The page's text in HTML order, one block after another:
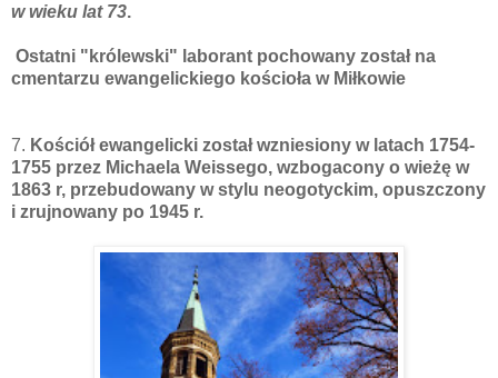
w wieku lat 73.
Ostatni "królewski" laborant pochowany został na
cmentarzu ewangelickiego kościoła w Miłkowie
7. Kościół ewangelicki został wzniesiony w latach 1754-
1755 przez Michaela Weissego, wzbogacony o wieżę w
1863 r, przebudowany w stylu neogotyckim, opuszczony
i zrujnowany po 1945 r.